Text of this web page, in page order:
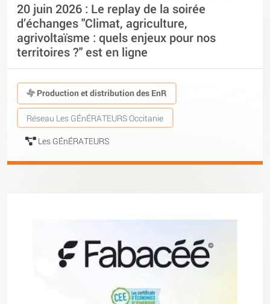
20 juin 2026 : Le replay de la soirée
d’échanges "Climat, agriculture,
agrivoltaïsme : quels enjeux pour nos
territoires ?" est en ligne
Production et distribution des EnR
Réseau Les GÉnÉRATEURS Occitanie
Les GÉnÉRATEURS